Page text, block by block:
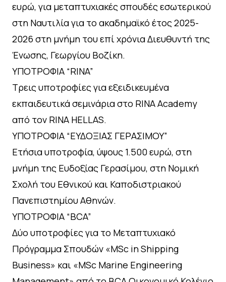
ευρώ, για μεταπτυχιακές σπουδές εσωτερικού
στη Ναυτιλία για το ακαδημαϊκό έτος 2025-
2026 στη μνήμη του επί χρόνια Διευθυντή της
Ένωσης, Γεωργίου Βοζίκη.
ΥΠΟΤΡΟΦΙΑ “RINA”
Τρεις υποτροφίες για εξειδικευμένα
εκπαιδευτικά σεμινάρια στο RINA Academy
από τον RINA HELLAS.
ΥΠΟΤΡΟΦΙΑ “ΕΥΔΟΞΙΑΣ ΓΕΡΑΣΙΜΟΥ”
Ετήσια υποτροφία, ύψους 1.500 ευρώ, στη
μνήμη της Ευδοξίας Γερασίμου, στη Νομική
Σχολή του Εθνικού και Καποδιστριακού
Πανεπιστημίου Αθηνών.
ΥΠΟΤΡΟΦΙΑ “BCA”
Δύο υποτροφίες για το Μεταπτυχιακό
Πρόγραμμα Σπουδών «MSc in Shipping
Business» και «MSc Marine Engineering